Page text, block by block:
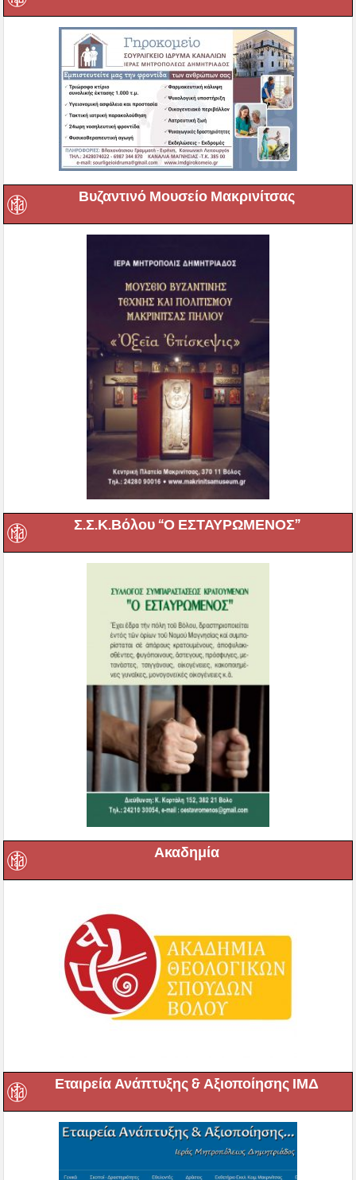
Βυζαντινό Μουσείο Μακρινίτσας
Σ.Σ.Κ.Βόλου “Ο ΕΣΤΑΥΡΩΜΕΝΟΣ”
Ακαδημία
Εταιρεία Ανάπτυξης & Αξιοποίησης ΙΜΔ